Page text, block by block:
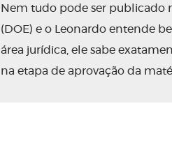
Nem tudo pode ser publicado
(DOE) e o Leonardo entende
área jurídica, ele sabe
na etapa de aprovação da